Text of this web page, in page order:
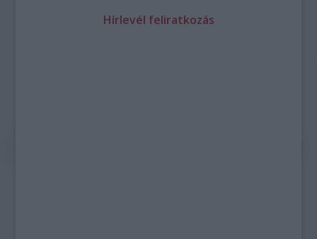
Hírlevél feliratkozás